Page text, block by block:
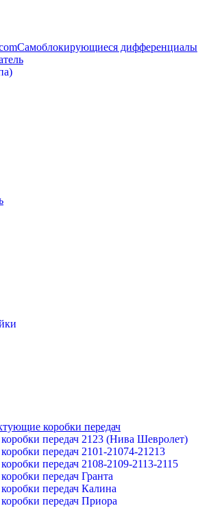
Самоблокирующиеся дифференциалы
коробки передач
передач 2123 (Нива Шевролет)
передач 2101-21074-21213
передач 2108-2109-2113-2115
передач Гранта
передач Калина
передач Приора